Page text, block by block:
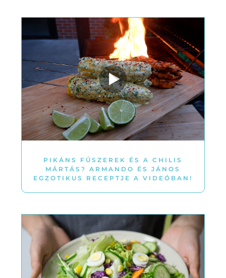
PIKÁNS FŰSZEREK ÉS A CHILIS
MÁRTÁS? ARMANDO ÉS JÁNOS
EGZOTIKUS RECEPTJE A VIDEÓBAN!